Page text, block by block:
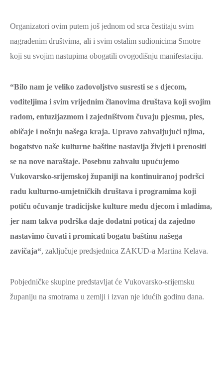
Organizatori ovim putem još jednom od srca čestitaju svim
nagrađenim društvima, ali i svim ostalim sudionicima Smotre
koji su svojim nastupima obogatili ovogodišnju manifestaciju.
“Bilo nam je veliko zadovoljstvo susresti se s djecom,
voditeljima i svim vrijednim članovima društava koji svojim
radom, entuzijazmom i zajedništvom čuvaju pjesmu, ples,
običaje i nošnju našega kraja. Upravo zahvaljujući njima,
bogatstvo naše kulturne baštine nastavlja živjeti i prenositi
se na nove naraštaje. Posebnu zahvalu upućujemo
Vukovarsko-srijemskoj županiji na kontinuiranoj podršci
radu kulturno-umjetničkih društava i programima koji
potiču očuvanje tradicijske kulture među djecom i mladima,
jer nam takva podrška daje dodatni poticaj da zajedno
nastavimo čuvati i promicati bogatu baštinu našega
zavičaja“, zaključuje predsjednica ZAKUD-a Martina Kelava.
Pobjedničke skupine predstavljat će Vukovarsko-srijemsku
županiju na smotrama u zemlji i izvan nje idućih godinu dana.